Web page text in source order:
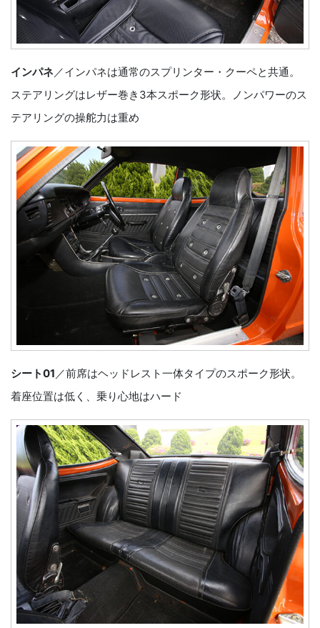
インパネ／インパネは通常のスプリンター・クーペと共通。
ステアリングはレザー巻き3本スポーク形状。ノンパワーのス
テアリングの操舵力は重め
シート01／前席はヘッドレスト一体タイプのスポーク形状。
着座位置は低く、乗り心地はハード